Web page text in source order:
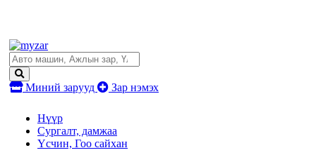
Миний зарууд Зар нэмэх
Нүүр
Сургалт, дамжаа
Үсчин, Гоо сайхан